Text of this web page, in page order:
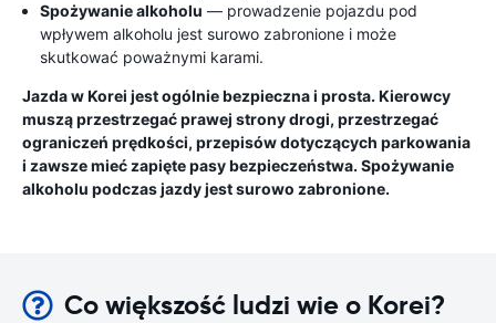
Spożywanie alkoholu — prowadzenie pojazdu pod
wpływem alkoholu jest surowo zabronione i może
skutkować poważnymi karami.
Jazda w Korei jest ogólnie bezpieczna i prosta. Kierowcy
muszą przestrzegać prawej strony drogi, przestrzegać
ograniczeń prędkości, przepisów dotyczących parkowania
i zawsze mieć zapięte pasy bezpieczeństwa. Spożywanie
alkoholu podczas jazdy jest surowo zabronione.
Co większość ludzi wie o Korei?